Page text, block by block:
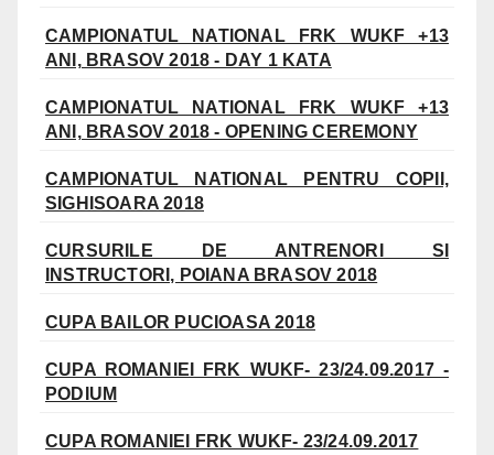
CAMPIONATUL NATIONAL FRK WUKF +13
ANI, BRASOV 2018 - DAY 1 KATA
CAMPIONATUL NATIONAL FRK WUKF +13
ANI, BRASOV 2018 - OPENING CEREMONY
CAMPIONATUL NATIONAL PENTRU COPII,
SIGHISOARA 2018
CURSURILE DE ANTRENORI SI
INSTRUCTORI, POIANA BRASOV 2018
CUPA BAILOR PUCIOASA 2018
CUPA ROMANIEI FRK WUKF- 23/24.09.2017 -
PODIUM
CUPA ROMANIEI FRK WUKF- 23/24.09.2017